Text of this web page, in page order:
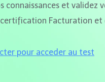
connaissances et validez
Facturation et
pour acceder au test